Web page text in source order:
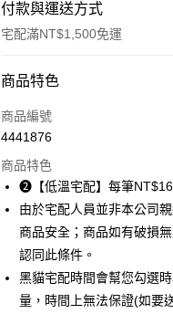
付款與運送方式
宅配滿NT$1,500免運
付款方式
信用卡一次付款
Apple Pay
街口支付
悠遊付
AFTEE先享後付
相關說明
商品特色
商品編號
4441876
商品特色
➋【低溫宅配】每筆
由於宅配人員並非本公司
商品安全；商品如有破損
認同此條件。
黑貓宅配時間會幫您勾選
量，時間上無法保證(如要